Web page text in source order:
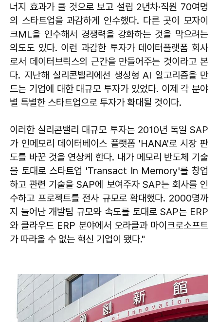
너지 효과가 클 것으로 보고 설립 2년차·직원 70여명
의 스타트업을 과감하게 인수했다. 다른 곳이 모자이
크ML을 인수해서 경쟁력을 강화하는 것을 막으려는
의도도 있다. 이런 과감한 투자가 데이터플랫폼 회사
로서 데이터브릭스의 근간을 만들어주는 것이라고 본
다. 지난해 실리콘밸리에선 생성형 AI 알고리즘을 만
드는 기업에 대한 대규모 투자가 있었다. 이제 각 분야
별 특별한 스타트업으로 투자가 확대될 것이다.
이러한 실리콘밸리 대규모 투자는 2010년 독일 SAP
가 인메모리 데이터베이스 플랫폼 'HANA'로 시장 판
도를 바꾼 것을 연상케 한다. 내가 메모리 반도체 기술
을 토대로 스타트업 'Transact In Memory'를 창업
하고 관련 기술을 SAP에 보여주자 SAP는 회사를 인
수하고 프로젝트를 전사 규모로 확대했다. 2000명까
지 늘어난 개발팀 규모와 속도를 토대로 SAP는 ERP
와 클라우드 ERP 분야에서 오라클과 마이크로소프트
가 따라올 수 없는 혁신 기업이 됐다."